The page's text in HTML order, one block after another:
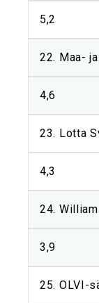
5,2
22. Maa-
4,6
23. Lotta
4,3
24.
3,9
25. OLVI-